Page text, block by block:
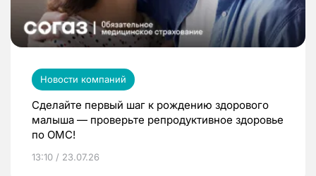
Новости компаний
Сделайте первый шаг к рождению здорового
малыша — проверьте репродуктивное здоровье
по ОМС!
13:10 / 23.07.26